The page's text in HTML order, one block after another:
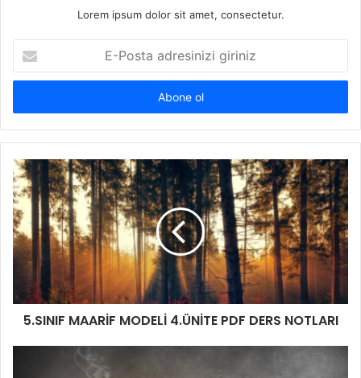
Lorem ipsum dolor sit amet, consectetur.
Posta
adresinizi
5.SINIF MAARİF MODELİ 4.ÜNİTE PDF DERS NOTLARI